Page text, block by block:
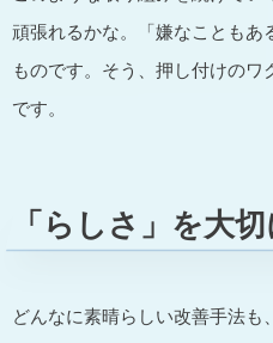
頑張れるかな。「嫌なこともあ
ものです。そう、押し付けの
です。
「らしさ」を大切
どんなに素晴らしい改善手法